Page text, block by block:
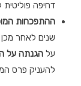
דחיפה
ההתפכחות
שנים לאחר
על הגנתה על
להעניק פרס